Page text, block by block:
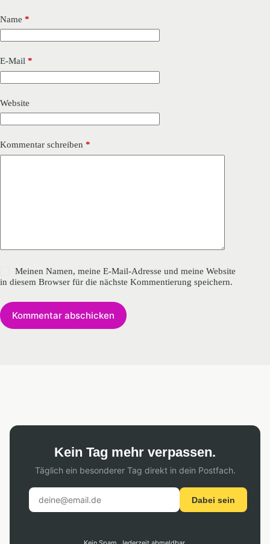
Name *
E-Mail *
Website
Kommentar schreiben *
Meinen Namen, meine E-Mail-Adresse und meine Website
in diesem Browser für die nächste Kommentierung speichern.
Kommentar abschicken
Kein Tag mehr verpassen.
Täglich ein besonderer Tag direkt in dein Postfach.
Dabei sein